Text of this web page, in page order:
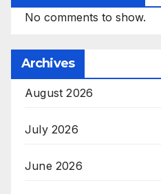
No comments to show.
Archives
August 2026
July 2026
June 2026